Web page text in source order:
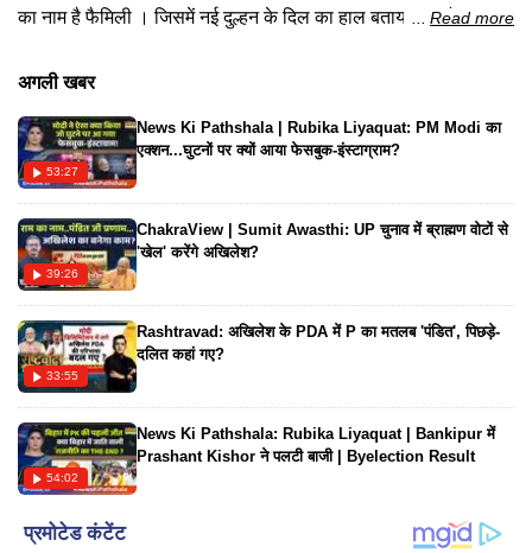
का नाम है फैमिली । जिसमें नई दुल्हन के दिल का हाल बताया गया है। गाने में
की आवाज में ये गाने बेहद प्यारा लग रहा है। वहीं इसकी वीडियो भी मजेदार
अपलोड किया है। यहाँ देखें ये लेटेस्ट सॉन्ग
Read more
अगली खबर
53:27
News Ki Pathshala | Rubika Liyaquat: PM Modi का
एक्शन...घुटनों पर क्यों आया फेसबुक-इंस्टाग्राम?
39:26
ChakraView | Sumit Awasthi: UP चुनाव में ब्राह्मण वोटों से
'खेल' करेंगे अखिलेश?
33:55
Rashtravad: अखिलेश के PDA में P का मतलब 'पंडित', पिछड़े-
दलित कहां गए?
54:02
News Ki Pathshala: Rubika Liyaquat | Bankipur में
Prashant Kishor ने पलटी बाजी | Byelection Result